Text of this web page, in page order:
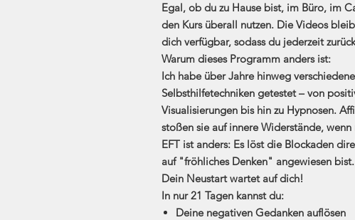
Egal, ob du zu Hause bist, im Büro, im
den Kurs überall nutzen. Die Videos
dich verfügbar, sodass du jederzeit
Warum dieses Programm anders ist:
Ich habe über Jahre hinweg
Selbsthilfetechniken getestet – von
Visualisierungen bis hin zu Hypnosen.
stoßen sie auf innere Widerstände,
EFT ist anders: Es löst die Blockaden
auf "fröhliches Denken" angewiesen bist.
Dein Neustart wartet auf dich!
In nur21 Tagen kannst du:
Deine negativen Gedanken auflösen